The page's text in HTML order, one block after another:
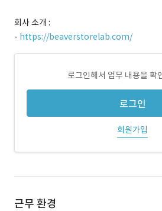
회사 소개 :
- https://beaverstorelab.com/
로그인해서 업무 내용을 확
로그인
회원가입
근무 환경